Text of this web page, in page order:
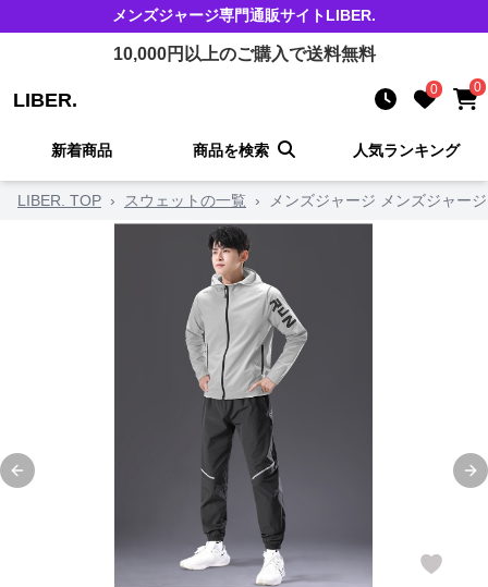
メンズジャージ専門通販サイトLIBER.
10,000円以上のご購入で送料無料
LIBER. 0 0
新着商品 商品を検索 人気ランキング
LIBER. TOP › スウェットの一覧 › メンズジャージ メンズジャー
Previous slide